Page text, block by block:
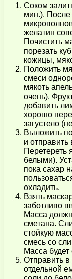
Соком
мин.). После
желатин
Почистить
порезать
кожицы,
Положить
смеси
мякоть
очень).
добавить
хорошо
загустело
Выложить
и отправить
Перетереть
белыми).
пока сахар
охладить.
Взять
заботливо
Масса
сметана.
стойкую
смесь со
Масса
Отправить в
отдельной